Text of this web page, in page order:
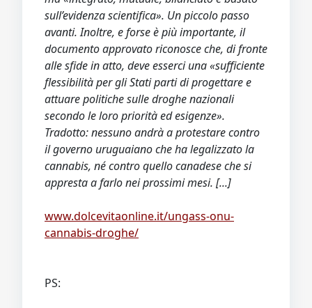
sull’evidenza scientifica». Un piccolo passo
avanti. Inoltre, e forse è più importante, il
documento approvato riconosce che, di fronte
alle sfide in atto, deve esserci una «sufficiente
flessibilità per gli Stati parti di progettare e
attuare politiche sulle droghe nazionali
secondo le loro priorità ed esigenze».
Tradotto: nessuno andrà a protestare contro
il governo uruguaiano che ha legalizzato la
cannabis, né contro quello canadese che si
appresta a farlo nei prossimi mesi. [...]
www.dolcevitaonline.it/ungass-onu-
cannabis-droghe/
PS: